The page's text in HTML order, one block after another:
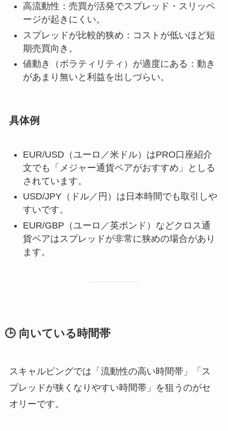
高流動性：売買が活発でスプレッド・スリッペ
ージが起きにくい。
スプレッドが比較的狭め：コストが低いほど短
期売買向き。
値動き（ボラティリティ）が適度にある：動き
があまり無いと利益を出しづらい。
具体例
EUR/USD（ユーロ／米ドル）はPRO口座紹介
文でも「メジャー通貨ペアがおすすめ」としる
されています。
USD/JPY（ドル／円）は日本時間でも取引しや
すいです。
EUR/GBP（ユーロ／英ポンド）などクロス通
貨ペアはスプレッドが非常に狭めの場合があり
ます。
🕒 向いている時間帯
スキャルピングでは「流動性の高い時間帯」「ス
プレッドが狭くなりやすい時間帯」を狙うのがセ
オリーです。